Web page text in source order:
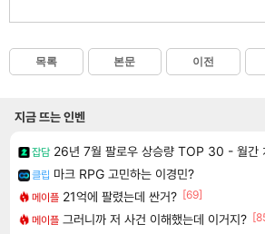
목록 본문 이전
지금 뜨는 인벤
잡담 26년 7월 팔로우 상승량 TOP 30 - 월간
클립 마크 RPG 고민하는 이경민?
메이플 21억에 팔렸는데 싼거? [69]
메이플 그러니까 저 사건 이해했는데 이거지?